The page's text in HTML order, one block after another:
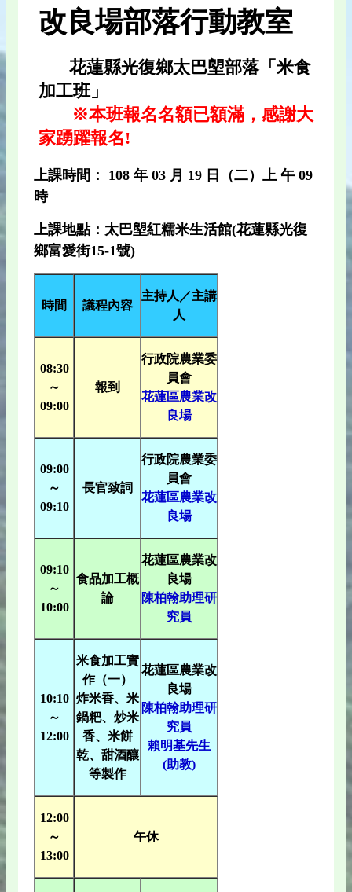
改良場部落行動教室
花蓮縣光復鄉太巴塱部落「米食
加工班」
※本班報名名額已額滿，感謝大
家踴躍報名!
上課時間： 108 年 03 月 19 日（二）上 午 09
時
上課地點：太巴塱紅糯米生活館(花蓮縣光復
鄉富愛街15-1號)
時間 議程內容
主持人／主講
人
08:30
～
09:00
報到
行政院農業委
員會
花蓮區農業改
良場
09:00
～
09:10
長官致詞
行政院農業委
員會
花蓮區農業改
良場
09:10
～
10:00
食品加工概
論
花蓮區農業改
良場
陳柏翰助理研
究員
10:10
～
12:00
米食加工實
作（一）
炸米香、米
鍋粑、炒米
香、米餅
乾、甜酒釀
等製作
花蓮區農業改
良場
陳柏翰助理研
究員
賴明基先生
(助教)
12:00
～
13:00
午休